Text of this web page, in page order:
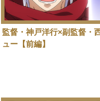
監督・神戸洋行×副監督・
ュー【前編】